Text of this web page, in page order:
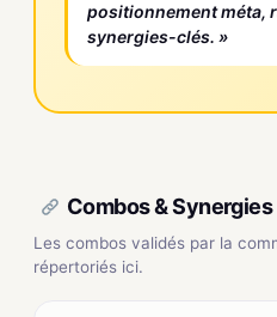
positionnement méta,
synergies-clés. »
Combos & Synergies
Les combos validés par la
répertoriés ici.